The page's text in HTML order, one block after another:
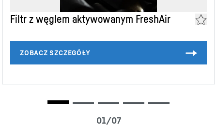
wychwytującym wszystkie zapachy. Dzięki temu wino
zachowa czysty bukiet. Aby tak pozostało, chłodziarka
Liebherr co 6 miesięcy przypomina o wymianie filtra, co
Uwaga: Podana ilość odnosi się do znormalizowanych butelek wina o
pojemności 0,75 litra. Przy składowaniu butelek innej wielkości lub
Arkusz danych
Filtr z węglem aktywowanym FreshAir